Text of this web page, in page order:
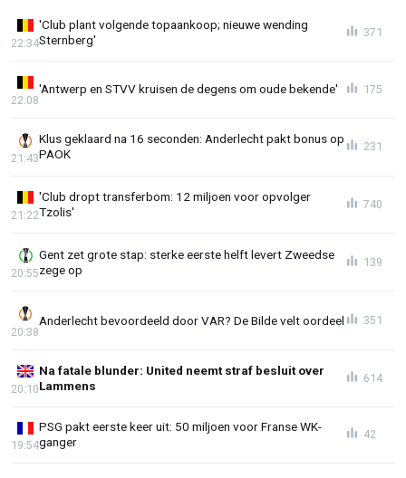
'Club plant volgende topaankoop; nieuwe wending
Sternberg'
22:34
371
'Antwerp en STVV kruisen de degens om oude bekende'
22:08
175
Klus geklaard na 16 seconden: Anderlecht pakt bonus op
PAOK
21:43
231
'Club dropt transferbom: 12 miljoen voor opvolger
Tzolis'
21:22
740
Gent zet grote stap: sterke eerste helft levert Zweedse
zege op
20:55
139
Anderlecht bevoordeeld door VAR? De Bilde velt oordeel
20:38
351
Na fatale blunder: United neemt straf besluit over
Lammens
20:10
614
PSG pakt eerste keer uit: 50 miljoen voor Franse WK-
ganger
19:54
42